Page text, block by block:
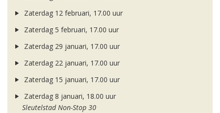
Zaterdag 12 februari, 17.00 uur
Zaterdag 5 februari, 17.00 uur
Zaterdag 29 januari, 17.00 uur
Zaterdag 22 januari, 17.00 uur
Zaterdag 15 januari, 17.00 uur
Zaterdag 8 januari, 18.00 uur
Sleutelstad Non-Stop 30